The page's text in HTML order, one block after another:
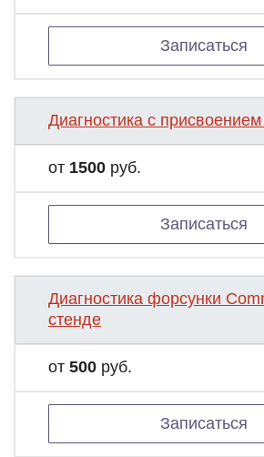
Записаться
Диагностика с
от 1500 руб.
Записаться
Диагностика форсунки
стенде
от 500 руб.
Записаться